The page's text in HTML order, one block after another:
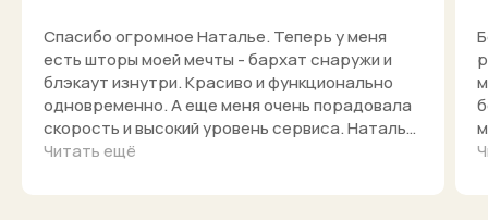
Спасибо огромное Наталье. Теперь у меня
есть шторы моей мечты - бархат снаружи и
блэкаут изнутри. Красиво и функционально
одновременно. А еще меня очень порадовала
скорость и высокий уровень сервиса. Наталья
ко мне приехала на дом, подобрала ткани под
Читать ещё